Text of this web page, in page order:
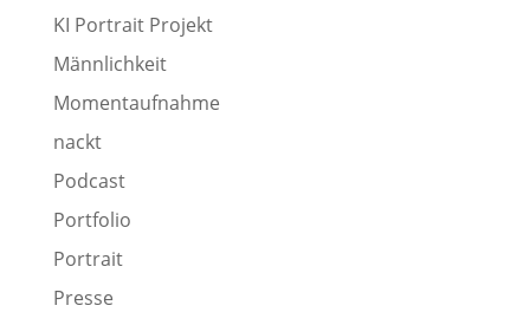
KI Portrait Projekt
Männlichkeit
Momentaufnahme
nackt
Podcast
Portfolio
Portrait
Presse